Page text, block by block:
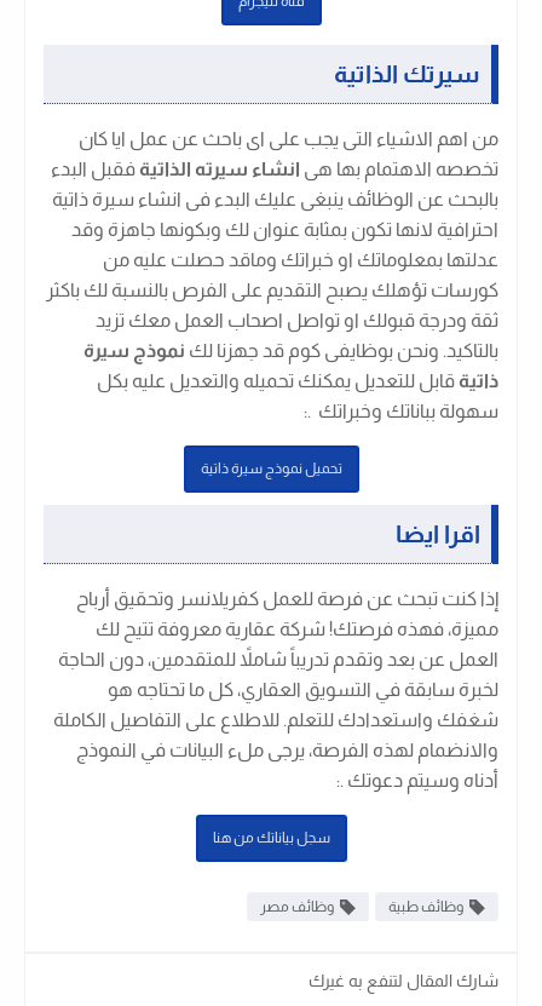
سيرتك الذاتية
من اهم الاشياء التى يجب على اى باحث عن عمل ايا كان
تخصصه الاهتمام بها هى انشاء سيرته الذاتية فقبل البدء
بالبحث عن الوظائف ينبغى عليك البدء فى انشاء سيرة ذاتية
احترافية لانها تكون بمثابة عنوان لك وبكونها جاهزة وقد
عدلتها بمعلوماتك او خبراتك وماقد حصلت عليه من
كورسات تؤهلك يصبح التقديم على الفرص بالنسبة لك باكثر
ثقة ودرجة قبولك او تواصل اصحاب العمل معك تزيد
بالتاكيد. ونحن بوظايفى كوم قد جهزنا لك نموذج سيرة
ذاتية قابل للتعديل يمكنك تحميله والتعديل عليه بكل
سهولة بباناتك وخبراتك .:
تحميل نموذج سيرة ذاتية
اقرا ايضا
إذا كنت تبحث عن فرصة للعمل كفريلانسر وتحقيق أرباح
مميزة، فهذه فرصتك! شركة عقارية معروفة تتيح لك
العمل عن بعد وتقدم تدريباً شاملاً للمتقدمين، دون الحاجة
لخبرة سابقة في التسويق العقاري، كل ما تحتاجه هو
شغفك واستعدادك للتعلم. للاطلاع على التفاصيل الكاملة
والانضمام لهذه الفرصة، يرجى ملء البيانات في النموذج
أدناه وسيتم دعوتك .:
سجل بياناتك من هنا
وظائف طبية وظائف مصر
شارك المقال لتنفع به غيرك